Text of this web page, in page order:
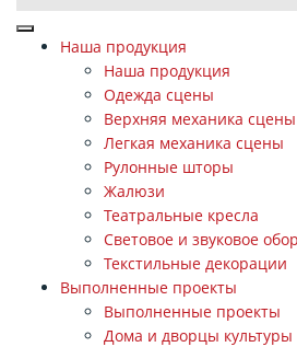
Наша продукция
Наша продукция
Одежда сцены
Верхняя механика сцены
Легкая механика сцены
Рулонные шторы
Жалюзи
Театральные кресла
Световое и звуковое
Текстильные декорации
Выполненные проекты
Выполненные проекты
Дома и дворцы культуры